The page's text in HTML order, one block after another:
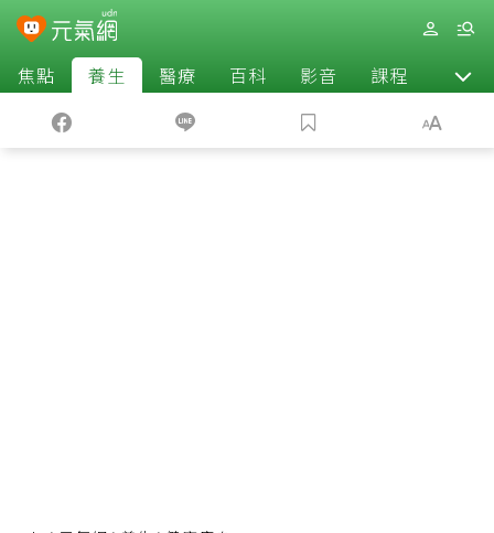
焦點 養生 醫療 百科 影音 課程 退休